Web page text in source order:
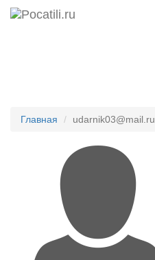
Главная udarnik03@mail.ru